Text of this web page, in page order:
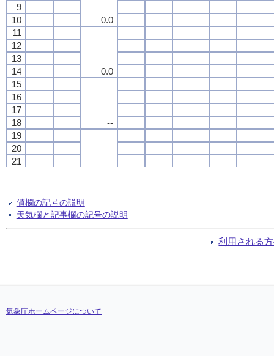
0.0
9
10
11
0.0
12
13
14
15
--
16
17
18
19
20
21
24
0.0
9
10
11
0.0
12
13
14
15
--
16
17
18
19
20
21
24
0.0
9
10
11
0.0
12
13
14
15
--
16
17
18
19
20
21
24
0.0
9
10
11
0.0
12
13
14
15
--
16
17
18
19
20
21
24
値欄の記号の説明
天気欄と記事欄の記号の説明
利用される
気象庁ホームページについて